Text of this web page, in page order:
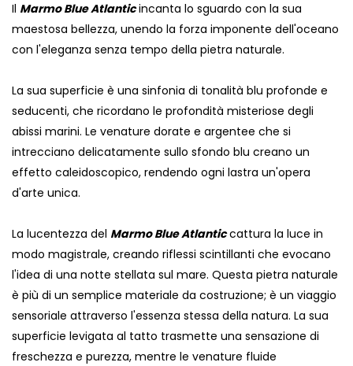
Il Marmo Blue Atlanticincanta lo sguardo con la sua
maestosa bellezza, unendo la forza imponente dell'oceano
con l'eleganza senza tempo della pietra naturale.
La sua superficie è una sinfonia di tonalità blu profonde e
seducenti, che ricordano le profondità misteriose degli
abissi marini. Le venature dorate e argentee che si
intrecciano delicatamente sullo sfondo blu creano un
effetto caleidoscopico, rendendo ogni lastra un'opera
d'arte unica.
La lucentezza del Marmo Blue Atlanticcattura la luce in
modo magistrale, creando riflessi scintillanti che evocano
l'idea di una notte stellata sul mare. Questa pietra naturale
è più di un semplice materiale da costruzione; è un viaggio
sensoriale attraverso l'essenza stessa della natura. La sua
superficie levigata al tatto trasmette una sensazione di
freschezza e purezza, mentre le venature fluide